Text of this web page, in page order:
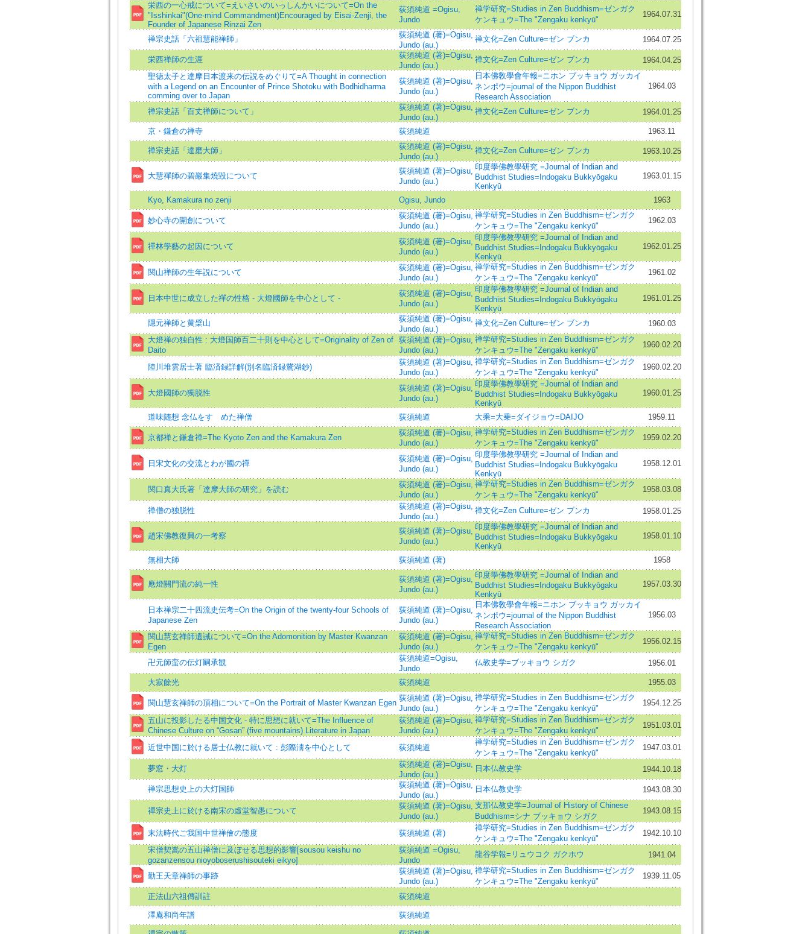
栄西の一心戒について=えいさいのいっしんかいについて=On the
"Isshinkai"(One-mind Commandment)Encouraged by Eisai-Zenji, the
Founder of Japanese Rinzai Zen
荻須純道 =Ogisu,
Jundo
禅学研究=Studies in Zen Buddhism=ゼンガク
ケンキュウ=The "Zengaku kenkyū"
1964.07.31
禅宗史話「六祖慧能禅師」
荻須純道 (著)=Ogisu,
Jundo (au.)
禅文化=Zen Culture=ゼン ブンカ 1964.07.25
栄西禅師の生涯
荻須純道 (著)=Ogisu,
Jundo (au.)
禅文化=Zen Culture=ゼン ブンカ
1964.04.25
聖徳太子と達摩日本渡来の伝説をめぐりて=A Thought in connection
with a Legend on an Encounter of Prince Shotoku with Bodhidharma
comming over to Japan
荻須純道 (著)=Ogisu,
Jundo (au.)
日本佛敎學會年報=ニホン ブッキョウ ガッカイ
ネンポウ=journal of the Nippon Buddhist
Research Association
1964.03
禅宗史話「百丈禅師について」
荻須純道 (著)=Ogisu,
Jundo (au.)
禅文化=Zen Culture=ゼン ブンカ 1964.01.25
京・鎌倉の禅寺 荻須純道 1963.11
禅宗史話「達磨大師」
荻須純道 (著)=Ogisu,
Jundo (au.)
禅文化=Zen Culture=ゼン ブンカ 1963.10.25
大慧禪師の碧巖集燒毀について
荻須純道 (著)=Ogisu,
Jundo (au.)
印度學佛教學研究 =Journal of Indian and
Buddhist Studies=Indogaku Bukkyōgaku
Kenkyū
1963.01.15
Kyo, Kamakura no zenji Ogisu, Jundo 1963
妙心寺の開創について
荻須純道 (著)=Ogisu,
Jundo (au.)
禅学研究=Studies in Zen Buddhism=ゼンガク
ケンキュウ=The "Zengaku kenkyū"
1962.03
禪林學藝の起因について
荻須純道 (著)=Ogisu,
Jundo (au.)
印度學佛教學研究 =Journal of Indian and
Buddhist Studies=Indogaku Bukkyōgaku
Kenkyū
1962.01.25
関山禅師の生年説について
荻須純道 (著)=Ogisu,
Jundo (au.)
禅学研究=Studies in Zen Buddhism=ゼンガク
ケンキュウ=The "Zengaku kenkyū"
1961.02
日本中世に成立した禪の性格 - 大燈國師を中心として -
荻須純道 (著)=Ogisu,
Jundo (au.)
印度學佛教學研究 =Journal of Indian and
Buddhist Studies=Indogaku Bukkyōgaku
Kenkyū
1961.01.25
隠元禅師と黄檗山
荻須純道 (著)=Ogisu,
Jundo (au.)
禅文化=Zen Culture=ゼン ブンカ
1960.03
大燈禅の独自性 : 大燈国師百二十則を中心として=Originality of Zen of
Daito
荻須純道 (著)=Ogisu,
Jundo (au.)
禅学研究=Studies in Zen Buddhism=ゼンガク
ケンキュウ=The "Zengaku kenkyū"
1960.02.20
陸川堆雲居士著 臨済録詳解(別名臨済録鵞湖鈔)
荻須純道 (著)=Ogisu,
Jundo (au.)
禅学研究=Studies in Zen Buddhism=ゼンガク
ケンキュウ=The "Zengaku kenkyū"
1960.02.20
大燈國師の獨脱性
荻須純道 (著)=Ogisu,
Jundo (au.)
印度學佛教學研究 =Journal of Indian and
Buddhist Studies=Indogaku Bukkyōgaku
Kenkyū
1960.01.25
道味随想 念仏をすゝめた禅僧 荻須純道 大乘=大乗=ダイジョウ=DAIJO 1959.11
京都禅と鎌倉禅=The Kyoto Zen and the Kamakura Zen
荻須純道 (著)=Ogisu,
Jundo (au.)
禅学研究=Studies in Zen Buddhism=ゼンガク
ケンキュウ=The "Zengaku kenkyū"
1959.02.20
日宋文化の交流とわが國の禪
荻須純道 (著)=Ogisu,
Jundo (au.)
印度學佛教學研究 =Journal of Indian and
Buddhist Studies=Indogaku Bukkyōgaku
Kenkyū
1958.12.01
関口真大氏著「達摩大師の研究」を読む
荻須純道 (著)=Ogisu,
Jundo (au.)
禅学研究=Studies in Zen Buddhism=ゼンガク
ケンキュウ=The "Zengaku kenkyū"
1958.03.08
禅僧の独脱性
荻須純道 (著)=Ogisu,
Jundo (au.)
禅文化=Zen Culture=ゼン ブンカ 1958.01.25
趙宋佛教復興の一考察
荻須純道 (著)=Ogisu,
Jundo (au.)
印度學佛教學研究 =Journal of Indian and
Buddhist Studies=Indogaku Bukkyōgaku
Kenkyū
1958.01.10
無相大師 荻須純道 (著) 1958
應燈關門流の純一性
荻須純道 (著)=Ogisu,
Jundo (au.)
印度學佛教學研究 =Journal of Indian and
Buddhist Studies=Indogaku Bukkyōgaku
Kenkyū
1957.03.30
日本禅宗二十四流史伝考=On the Origin of the twenty-four Schools of
Japanese Zen
荻須純道 (著)=Ogisu,
Jundo (au.)
日本佛敎學會年報=ニホン ブッキョウ ガッカイ
ネンポウ=journal of the Nippon Buddhist
Research Association
1956.03
関山慧玄禅師遺誡について=On the Adomonition by Master Kwanzan
Egen
荻須純道 (著)=Ogisu,
Jundo (au.)
禅学研究=Studies in Zen Buddhism=ゼンガク
ケンキュウ=The "Zengaku kenkyū"
1956.02.15
卍元師蛮の伝灯嗣承観
荻須純道=Ogisu,
Jundo
仏教史学=ブッキョウ シガク 1956.01
大寂餘光 荻須純道 1955.03
関山慧玄禅師の頂相について=On the Portrait of Master Kwanzan Egen
荻須純道 (著)=Ogisu,
Jundo (au.)
禅学研究=Studies in Zen Buddhism=ゼンガク
ケンキュウ=The "Zengaku kenkyū"
1954.12.25
五山に投影したる中国文化 - 特に思想に就いて=The Influence of
Chinese Culture on “Gosan” (five mountains) Literature in Japan
荻須純道 (著)=Ogisu,
Jundo (au.)
禅学研究=Studies in Zen Buddhism=ゼンガク
ケンキュウ=The "Zengaku kenkyū"
1951.03.01
近世中国に於ける居士仏教に就いて : 彭際淸を中心として 荻須純道
禅学研究=Studies in Zen Buddhism=ゼンガク
ケンキュウ=The "Zengaku kenkyū"
1947.03.01
夢窓・大灯
荻須純道 (著)=Ogisu,
Jundo (au.)
日本仏教史学 1944.10.18
禅宗思想史上の大灯国師
荻須純道 (著)=Ogisu,
Jundo (au.)
日本仏教史学 1943.08.30
禪宗史上に於ける南宋の虛堂智愚について
荻須純道 (著)=Ogisu,
Jundo (au.)
支那仏教史学=Journal of History of Chinese
Buddhism=シナ ブッキョウ シガク
1943.08.15
末法時代ご我国中世禅儈の態度 荻須純道 (著)
禅学研究=Studies in Zen Buddhism=ゼンガク
ケンキュウ=The "Zengaku kenkyū"
1942.10.10
宋僧契嵩の五山禅僧に及ぼせる思想的影響[sousou keishu no
gozanzensou nioyoboserushisouteki eikyo]
荻須純道 =Ogisu,
Jundo
龍谷学報=リュウコク ガクホウ 1941.04
勤王天章禅師の事跡
荻須純道 (著)=Ogisu,
Jundo (au.)
禅学研究=Studies in Zen Buddhism=ゼンガク
ケンキュウ=The "Zengaku kenkyū"
1939.11.05
正法山六祖傳訓註 荻須純道
澤庵和尚年譜 荻須純道